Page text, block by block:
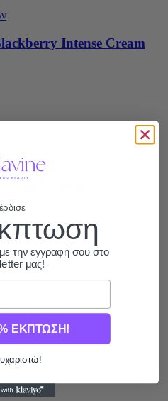
Intense Cream
Bor Cream
Cream
την εγγραφή σου στο
μας!
ΕΚΠΤΩΣΗ!